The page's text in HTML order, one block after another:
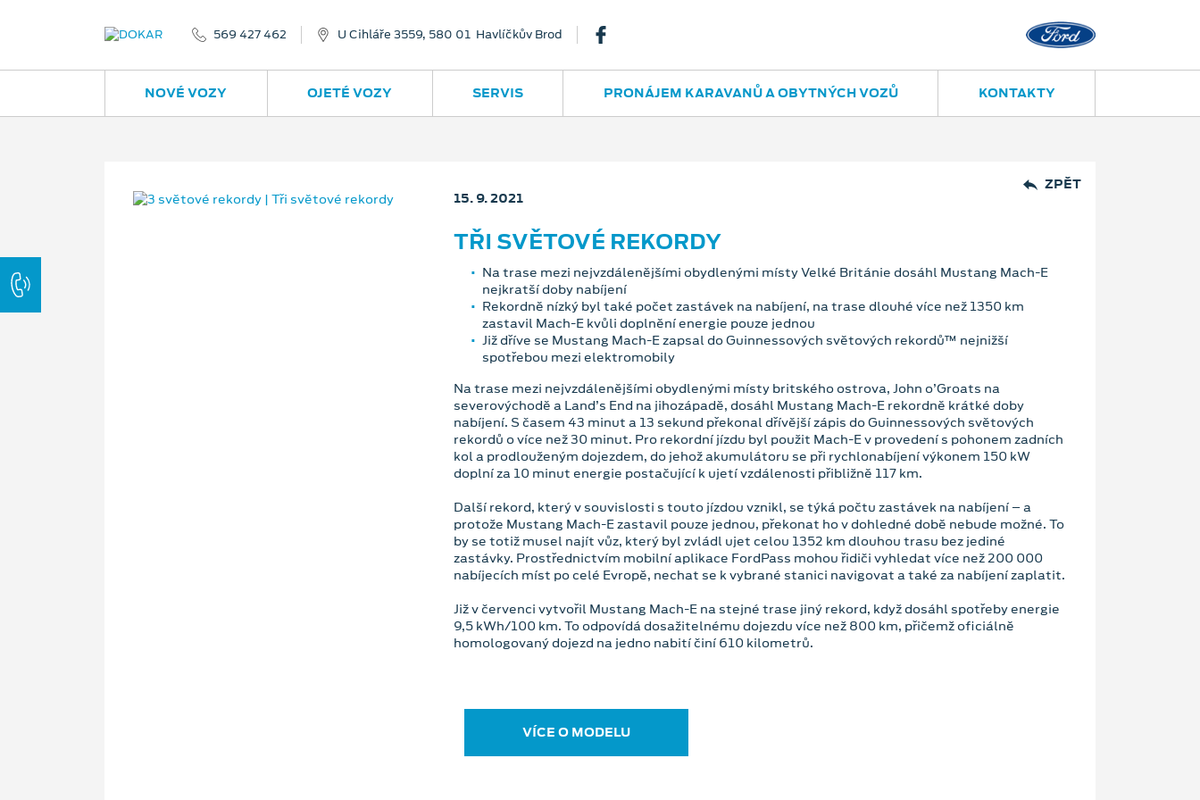
569 427 462 U Cihláře 3559, 580 01 Havlíčkův Brod
NOVÉ VOZY OJETÉ VOZY SERVIS PRONÁJEM KARAVANŮ A OBYTNÝCH VOZŮ KONTAKTY
ZPĚT
15. 9. 2021
TŘI SVĚTOVÉ REKORDY
Na trase mezi nejvzdálenějšími obydlenými místy Velké Británie dosáhl Mustang Mach-E
nejkratší doby nabíjení
Rekordně nízký byl také počet zastávek na nabíjení, na trase dlouhé více než 1350 km
zastavil Mach-E kvůli doplnění energie pouze jednou
Již dříve se Mustang Mach-E zapsal do Guinnessových světových rekordů™ nejnižší
spotřebou mezi elektromobily
Na trase mezi nejvzdálenějšími obydlenými místy britského ostrova, John o’Groats na
severovýchodě a Land’s End na jihozápadě, dosáhl Mustang Mach-E rekordně krátké doby
nabíjení. S časem 43 minut a 13 sekund překonal dřívější zápis do Guinnessových světových
rekordů o více než 30 minut. Pro rekordní jízdu byl použit Mach-E v provedení s pohonem zadních
kol a prodlouženým dojezdem, do jehož akumulátoru se při rychlonabíjení výkonem 150 kW
doplní za 10 minut energie postačující k ujetí vzdálenosti přibližně 117 km.
Další rekord, který v souvislosti s touto jízdou vznikl, se týká počtu zastávek na nabíjení – a
protože Mustang Mach-E zastavil pouze jednou, překonat ho v dohledné době nebude možné. To
by se totiž musel najít vůz, který byl zvládl ujet celou 1352 km dlouhou trasu bez jediné
zastávky. Prostřednictvím mobilní aplikace FordPass mohou řidiči vyhledat více než 200 000
nabíjecích míst po celé Evropě, nechat se k vybrané stanici navigovat a také za nabíjení zaplatit.
Již v červenci vytvořil Mustang Mach-E na stejné trase jiný rekord, když dosáhl spotřeby energie
9,5 kWh/100 km. To odpovídá dosažitelnému dojezdu více než 800 km, přičemž oficiálně
homologovaný dojezd na jedno nabití činí 610 kilometrů.
VÍCE O MODELU